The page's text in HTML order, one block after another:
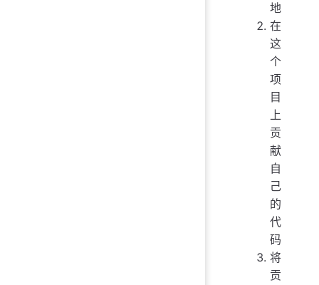
地
在
这
个
项
目
上
贡
献
自
己
的
代
码
将
贡